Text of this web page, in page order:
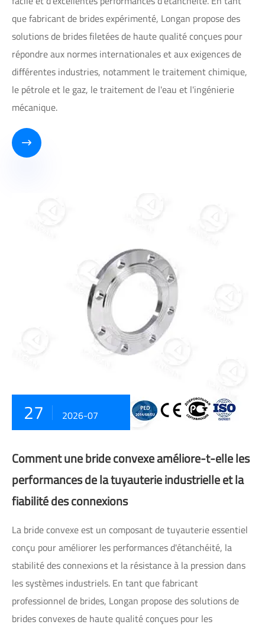
que fabricant de brides expérimenté, Longan propose des
solutions de brides filetées de haute qualité conçues pour
répondre aux normes internationales et aux exigences de
différentes industries, notamment le traitement chimique,
le pétrole et le gaz, le traitement de l'eau et l'ingénierie
mécanique.

27 2026-07
Comment une bride convexe améliore-t-elle les
performances de la tuyauterie industrielle et la
fiabilité des connexions
La bride convexe est un composant de tuyauterie essentiel
conçu pour améliorer les performances d'étanchéité, la
stabilité des connexions et la résistance à la pression dans
les systèmes industriels. En tant que fabricant
professionnel de brides, Longan propose des solutions de
brides convexes de haute qualité conçues pour les